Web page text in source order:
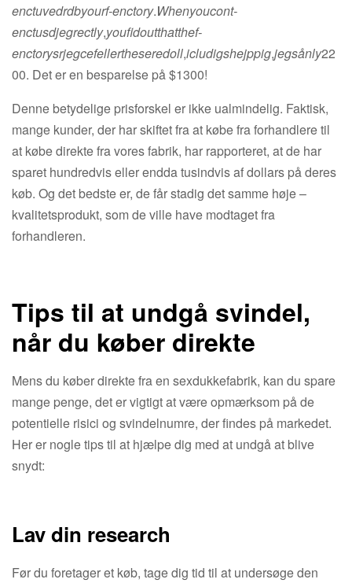
enctuvedrdbyourf-enctory.Whenyoucont-
enctusdjegrectly,youfdoutthatthef-
enctorysrjegcefellertheseredoll,icludigshejppig,jegsånly22
00. Det er en besparelse på $1300!
Denne betydelige prisforskel er ikke ualmindelig. Faktisk,
mange kunder, der har skiftet fra at købe fra forhandlere til
at købe direkte fra vores fabrik, har rapporteret, at de har
sparet hundredvis eller endda tusindvis af dollars på deres
køb. Og det bedste er, de får stadig det samme høje –
kvalitetsprodukt, som de ville have modtaget fra
forhandleren.
Tips til at undgå svindel,
når du køber direkte
Mens du køber direkte fra en sexdukkefabrik, kan du spare
mange penge, det er vigtigt at være opmærksom på de
potentielle risici og svindelnumre, der findes på markedet.
Her er nogle tips til at hjælpe dig med at undgå at blive
snydt:
Lav din research
Før du foretager et køb, tage dig tid til at undersøge den